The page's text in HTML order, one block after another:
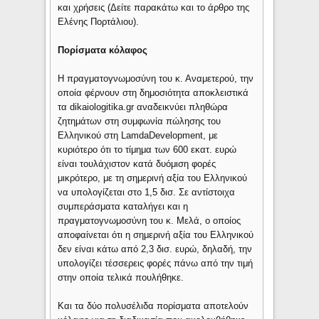
και χρήσεις (Δείτε παρακάτω και το άρθρο της
Ελένης Πορτάλιου).
Πορίσματα κόλαφος
Η πραγματογνωμοσύνη του κ. Αναμετερού, την
οποία φέρνουν στη δημοσιότητα αποκλειστικά
τα dikaiologitika.gr αναδεικνύει πληθώρα
ζητημάτων στη συμφωνία πώλησης του
Ελληνικού στη LamdaDevelopment, με
κυριότερο ότι το τίμημα των 600 εκατ. ευρώ
είναι τουλάχιστον κατά δυόμιση φορές
μικρότερο, με τη σημερινή αξία του Ελληνικού
να υπολογίζεται στο 1,5 δισ. Σε αντίστοιχα
συμπεράσματα καταλήγει και η
πραγματογνωμοσύνη του κ. Μελά, ο οποίος
αποφαίνεται ότι η σημερινή αξία του Ελληνικού
δεν είναι κάτω από 2,3 δισ. ευρώ, δηλαδή, την
υπολογίζει τέσσερεις φορές πάνω από την τιμή
στην οποία τελικά πουλήθηκε.
Και τα δύο πολυσέλιδα πορίσματα αποτελούν